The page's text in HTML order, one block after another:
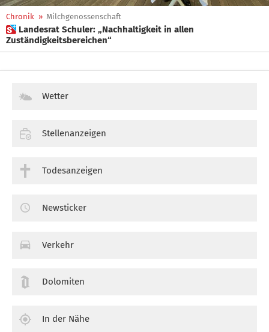
Chronik » Milchgenossenschaft
 Landesrat Schuler: „Nachhaltigkeit in allen
Zuständigkeitsbereichen“
Wetter
Stellenanzeigen
Todesanzeigen
Newsticker
Verkehr
Dolomiten
In der Nähe